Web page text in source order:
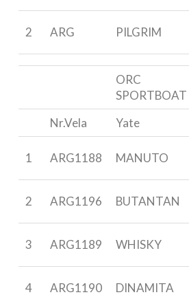
2 ARG PILGRIM
ORC
SPORTBOAT
Nr.Vela
Yate
1 ARG1188 MANUTO
2 ARG1196 BUTANTAN
3 ARG1189 WHISKY
4 ARG1190 DINAMITA